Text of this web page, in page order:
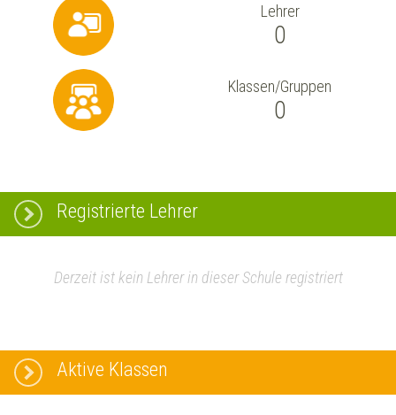
Lehrer
0
Klassen/Gruppen
0
Registrierte Lehrer
Derzeit ist kein Lehrer in dieser Schule registriert
Aktive Klassen